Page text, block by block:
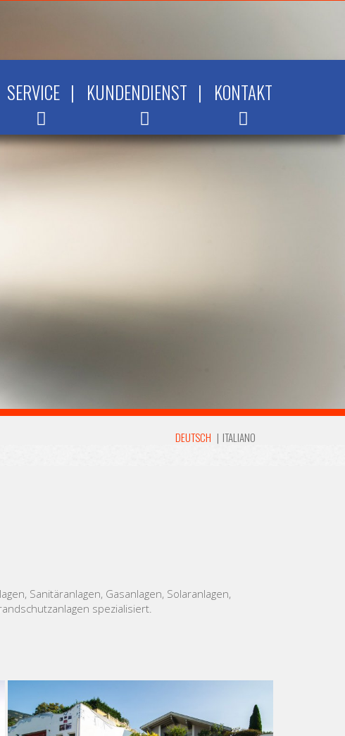
|
SERVICE |
KUNDENDIENST KONTAKT
DEUTSCH | ITALIANO
Sanitäranlagen, Gasanlagen, Solaranlagen,
spezialisiert.